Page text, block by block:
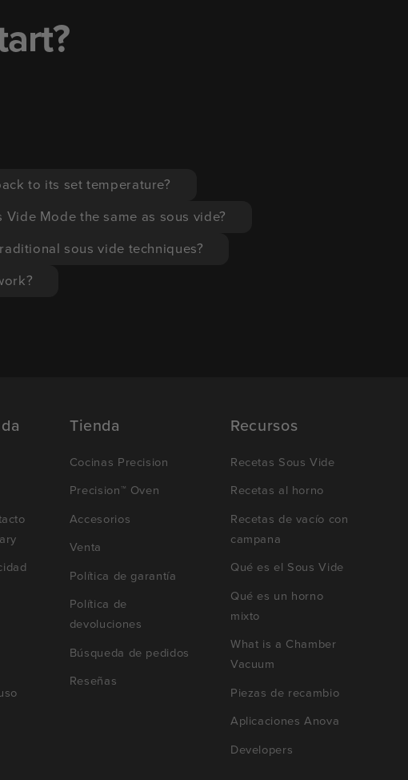
to its set temperature?
Vide Mode the same as sous vide?
sous vide techniques?
Tienda
Cocinas Precision
Precision™ Oven
Accesorios
Venta
Política de garantía
Política de
devoluciones
Búsqueda de pedidos
Reseñas
Recursos
Recetas Sous Vide
Recetas al horno
Recetas de vacío con
campana
Qué es el Sous Vide
Qué es un horno
mixto
What is a Chamber
Vacuum
Piezas de recambio
Aplicaciones Anova
Developers